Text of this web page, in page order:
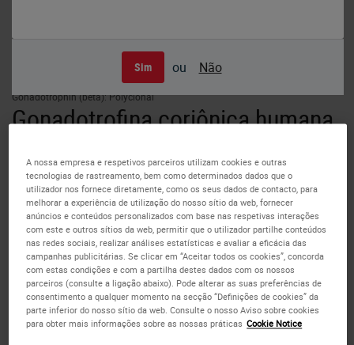
Sim ou Não
Human placenta: immunohistochemical staining with Human Chorionic
Gonadotrophin (beta): Polyclonal
Gonadotrofina coriônica humana
Informações do antígeno
A gonadotrofina coriônica humana (hCG) é um hormônio
de glicoproteína produzido pelas células trofoblásticas da
placenta, iniciando 10 a 12 dias após a fecundação. A
manutenção do feto no primeiro trimestre de gravidez
requer a produção de hCG, que liga-se ao corpo lúteo do
ovário, o qual é estimulado a produzir progesterona que,
por sua vez, mantém o endométrio secretório.
A nossa empresa e respetivos parceiros utilizam cookies e outras
tecnologias de rastreamento, bem como determinados dados que o
utilizador nos fornece diretamente, como os seus dados de contacto, para
melhorar a experiência de utilização do nosso sítio da web, fornecer
anúncios e conteúdos personalizados com base nas respetivas interações
com este e outros sítios da web, permitir que o utilizador partilhe conteúdos
nas redes sociais, realizar análises estatísticas e avaliar a eficácia das
campanhas publicitárias. Se clicar em “Aceitar todos os cookies”, concorda
com estas condições e com a partilha destes dados com os nossos
parceiros (consulte a ligação abaixo). Pode alterar as suas preferências de
consentimento a qualquer momento na secção “Definições de cookies” da
parte inferior do nosso sítio da web. Consulte o nosso Aviso sobre cookies
para obter mais informações sobre as nossas práticas Cookie Notice